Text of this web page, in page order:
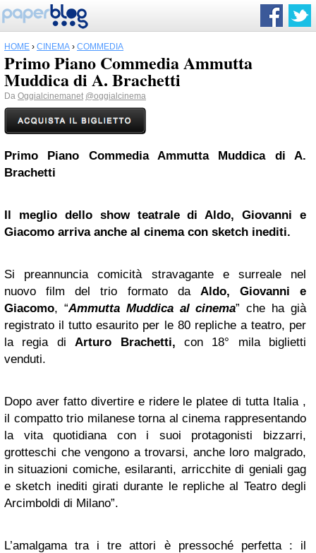
HOME › CINEMA › COMMEDIA
Primo Piano Commedia Ammutta
Muddica di A. Brachetti
Da Oggialcinemanet @oggialcinema
Primo Piano Commedia Ammutta Muddica di A.
Brachetti
Il meglio dello show teatrale di Aldo, Giovanni e
Giacomo arriva anche al cinema con sketch inediti.
Si preannuncia comicità stravagante e surreale nel
nuovo film del trio formato da Aldo, Giovanni e
Giacomo, “Ammutta Muddica al cinema” che ha già
registrato il tutto esaurito per le 80 repliche a teatro, per
la regia diArturo Brachetti, con 18° mila biglietti
venduti.
Dopo aver fatto divertire e ridere le platee di tutta Italia ,
il compatto trio milanese torna al cinema rappresentando
la vita quotidiana con i suoi protagonisti bizzarri,
grotteschi che vengono a trovarsi, anche loro malgrado,
in situazioni comiche, esilaranti, arricchite di geniali gag
e sketch inediti girati durante le repliche al Teatro degli
Arcimboldi di Milano”.
L’amalgama tra i tre attori è pressoché perfetta : il